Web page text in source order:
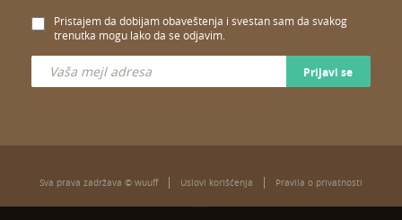
Pristajem da dobijam obaveštenja i svestan sam da svakog
trenutka mogu lako da se odjavim.
Prijavi se
Sva prava zadržava © wuuff Uslovi korišćenja Pravila o privatnosti